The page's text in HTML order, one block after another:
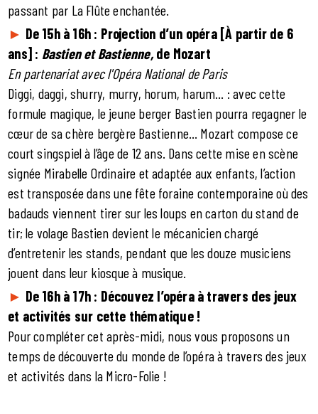
passant par La Flûte enchantée.
► De 15h à 16h : Projection d’un opéra [À partir de 6
ans] : Bastien et Bastienne,de Mozart
En partenariat avec l'Opéra National de Paris
Diggi, daggi, shurry, murry, horum, harum… : avec cette
formule magique, le jeune berger Bastien pourra regagner le
cœur de sa chère bergère Bastienne… Mozart compose ce
court singspiel à l’âge de 12 ans. Dans cette mise en scène
signée Mirabelle Ordinaire et adaptée aux enfants, l’action
est transposée dans une fête foraine contemporaine où des
badauds viennent tirer sur les loups en carton du stand de
tir; le volage Bastien devient le mécanicien chargé
d’entretenir les stands, pendant que les douze musiciens
jouent dans leur kiosque à musique.
► De 16h à 17h : Découvez l’opéra à travers des jeux
et activités sur cette thématique !
Pour compléter cet après-midi, nous vous proposons un
temps de découverte du monde de l’opéra à travers des jeux
et activités dans la Micro-Folie !